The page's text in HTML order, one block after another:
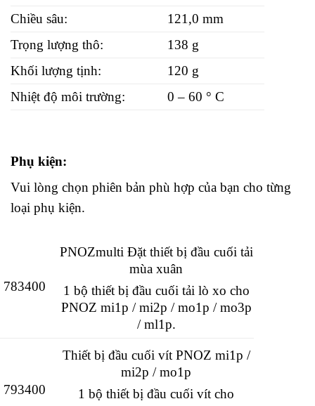
Chiều sâu:
121,0 mm
Trọng lượng thô:
138 g
Khối lượng tịnh:
120 g
Nhiệt độ môi trường:
0 – 60 ° C
Phụ kiện:
Vui lòng chọn phiên bản phù hợp của bạn cho từng
loại phụ kiện.
783400
PNOZmulti Đặt thiết bị đầu cuối tải
mùa xuân
1 bộ thiết bị đầu cuối tải lò xo cho
PNOZ mi1p / mi2p / mo1p / mo3p
/ ml1p.
793400
Thiết bị đầu cuối vít PNOZ mi1p /
mi2p / mo1p
1 bộ thiết bị đầu cuối vít cho